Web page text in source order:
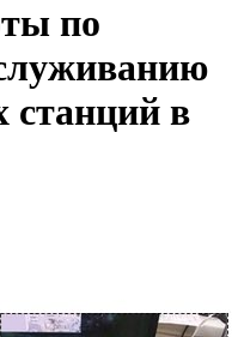
по
станций в